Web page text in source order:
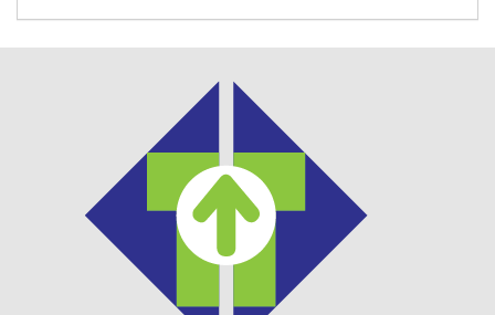
Thời trang Torano - Tô Vĩnh Diện